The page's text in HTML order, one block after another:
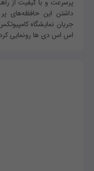
پرسرعت و با کیفیت از
داشتن این حافظه‌های
اس اس دی ها رونمایی